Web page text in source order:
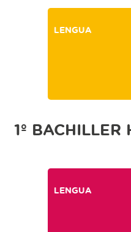
LENGUA
1º
LENGUA